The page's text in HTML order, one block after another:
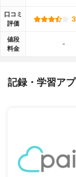
口コミ
評価
値段
料金
-
記録・学習ア